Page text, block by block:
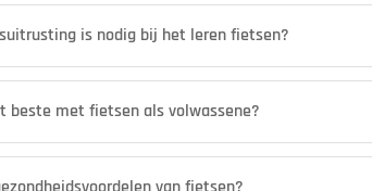
is nodig bij het leren fietsen?
beste met fietsen als volwassene?